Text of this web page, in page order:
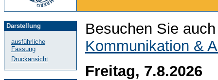
Darstellung
ausführliche
Fassung
Druckansicht
Besuchen Sie
Kommunikation &
Freitag, 7.8.2026